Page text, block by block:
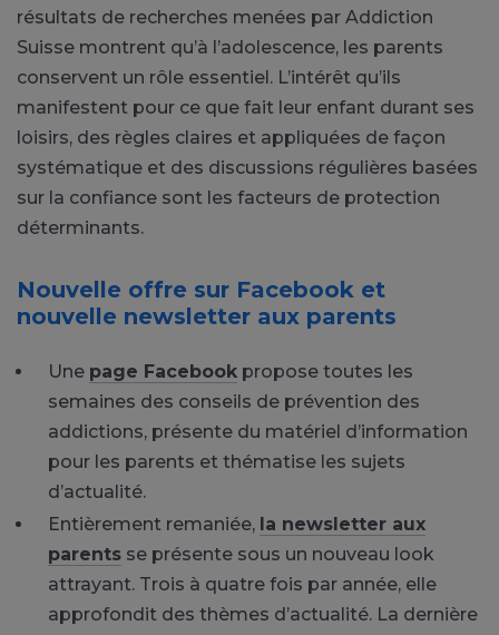
résultats de recherches menées par Addiction
Suisse montrent qu’à l’adolescence, les parents
conservent un rôle essentiel. L’intérêt qu’ils
manifestent pour ce que fait leur enfant durant ses
loisirs, des règles claires et appliquées de façon
systématique et des discussions régulières basées
sur la confiance sont les facteurs de protection
déterminants.
Nouvelle offre sur Facebook et
nouvelle newsletter aux parents
Une page Facebook propose toutes les
semaines des conseils de prévention des
addictions, présente du matériel d’information
pour les parents et thématise les sujets
d’actualité.
Entièrement remaniée, la newsletter aux
parents se présente sous un nouveau look
attrayant. Trois à quatre fois par année, elle
approfondit des thèmes d’actualité. La dernière